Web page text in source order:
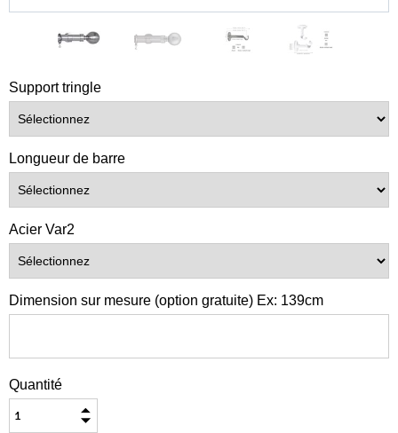
Support tringle
Longueur de barre
Acier Var2
Dimension sur mesure (option gratuite) Ex: 139cm
Quantité